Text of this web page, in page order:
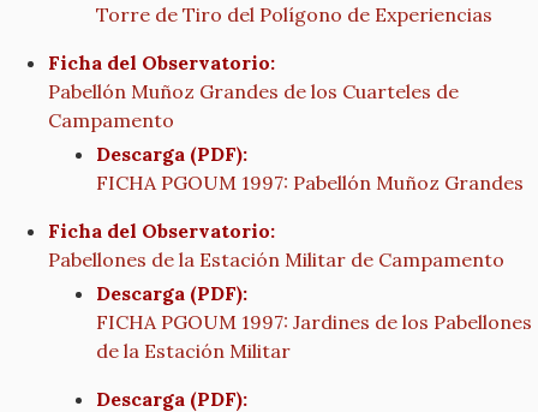
Torre de Tiro del Polígono de Experiencias
Ficha del Observatorio:
Pabellón Muñoz Grandes de los Cuarteles de
Campamento
Descarga (PDF):
FICHA PGOUM 1997: Pabellón Muñoz Grandes
Ficha del Observatorio:
Pabellones de la Estación Militar de Campamento
Descarga (PDF):
FICHA PGOUM 1997: Jardines de los Pabellones
de la Estación Militar
Descarga (PDF):